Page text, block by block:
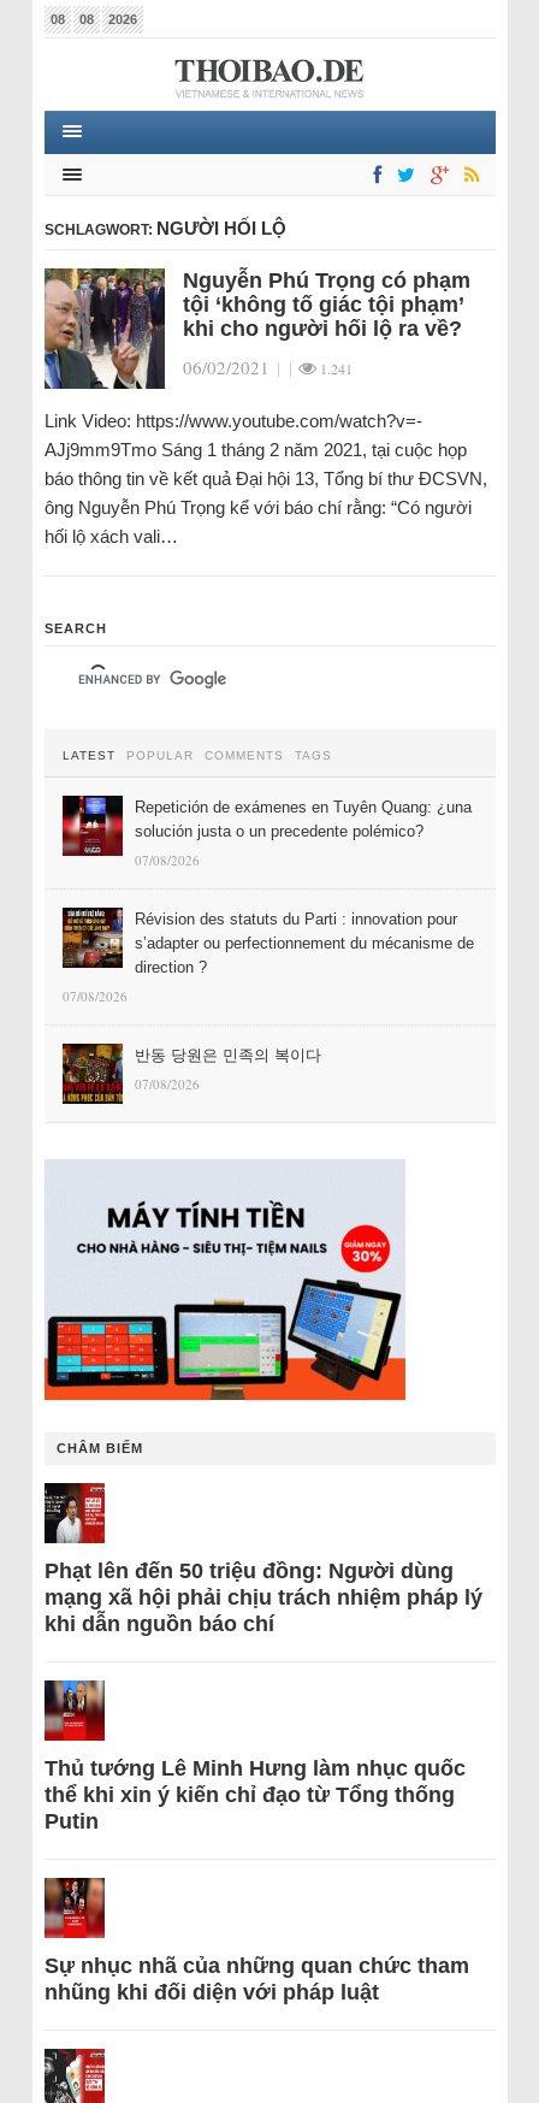
08 08 2026
SCHLAGWORT: NGƯỜI HỐI LỘ
Nguyễn Phú Trọng có phạm
tội ‘không tố giác tội phạm’
khi cho người hối lộ ra về?
06/02/2021 | | 1.241
Link Video: https://www.youtube.com/watch?v=-
AJj9mm9Tmo Sáng 1 tháng 2 năm 2021, tại cuộc họp
báo thông tin về kết quả Đại hội 13, Tổng bí thư ĐCSVN,
ông Nguyễn Phú Trọng kể với báo chí rằng: “Có người
hối lộ xách vali…
SEARCH
LATEST POPULAR COMMENTS TAGS
Repetición de exámenes en Tuyên Quang: ¿una
solución justa o un precedente polémico?
07/08/2026
Révision des statuts du Parti : innovation pour
s’adapter ou perfectionnement du mécanisme de
direction ?
07/08/2026
반동 당원은 민족의 복이다
07/08/2026
CHÂM BIẾM
Phạt lên đến 50 triệu đồng: Người dùng
mạng xã hội phải chịu trách nhiệm pháp lý
khi dẫn nguồn báo chí
Thủ tướng Lê Minh Hưng làm nhục quốc
thể khi xin ý kiến chỉ đạo từ Tổng thống
Putin
Sự nhục nhã của những quan chức tham
nhũng khi đối diện với pháp luật